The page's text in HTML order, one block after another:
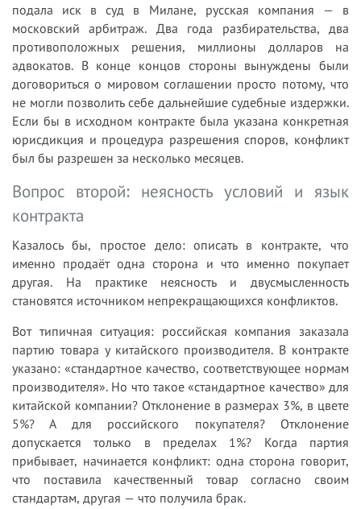
подала иск в суд в Милане, русская компания — в
московский арбитраж. Два года разбирательства, два
противоположных решения, миллионы долларов на
адвокатов. В конце концов стороны вынуждены были
договориться о мировом соглашении просто потому, что
не могли позволить себе дальнейшие судебные издержки.
Если бы в исходном контракте была указана конкретная
юрисдикция и процедура разрешения споров, конфликт
был бы разрешен за несколько месяцев.
Вопрос второй: неясность условий и язык
контракта
Казалось бы, простое дело: описать в контракте, что
именно продаёт одна сторона и что именно покупает
другая. На практике неясность и двусмысленность
становятся источником непрекращающихся конфликтов.
Вот типичная ситуация: российская компания заказала
партию товара у китайского производителя. В контракте
указано: «стандартное качество, соответствующее нормам
производителя». Но что такое «стандартное качество» для
китайской компании? Отклонение в размерах 3%, в цвете
5%? А для российского покупателя? Отклонение
допускается только в пределах 1%? Когда партия
прибывает, начинается конфликт: одна сторона говорит,
что поставила качественный товар согласно своим
стандартам, другая — что получила брак.